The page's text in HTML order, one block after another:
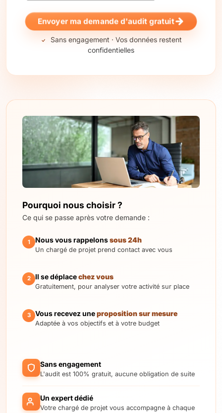
Envoyer ma demande d'audit gratuit
Sans engagement · Vos données restent
confidentielles
Pourquoi nous choisir ?
Ce qui se passe après votre demande :
1 Nous vous rappelonssous 24h
Un chargé de projet prend contact avec vous
2 Il se déplacechez vous
Gratuitement, pour analyser votre activité sur place
3 Vous recevez uneproposition sur mesure
Adaptée à vos objectifs et à votre budget
Sans engagement
L'audit est 100% gratuit, aucune obligation de suite
Un expert dédié
Votre chargé de projet vous accompagne à chaque